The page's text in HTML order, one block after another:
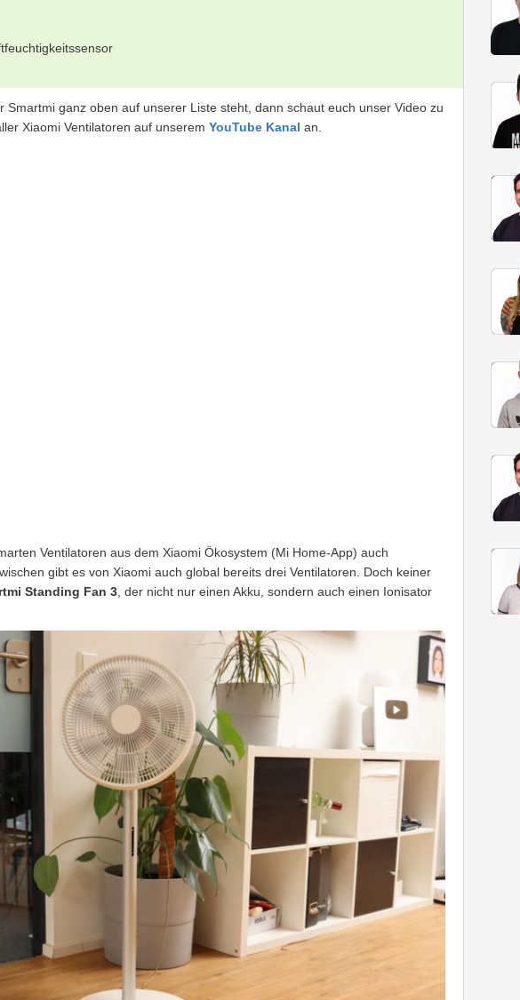
Smartmi ganz oben auf unserer Liste steht, dann schaut euch unser Video zu
Xiaomi Ventilatoren auf unserem YouTube Kanal an.
Ventilatoren aus dem Xiaomi Ökosystem (Mi Home-App) auch
gibt es von Xiaomi auch global bereits drei Ventilatoren. Doch keiner
Standing Fan 3 , der nicht nur einen Akku, sondern auch einen Ionisator